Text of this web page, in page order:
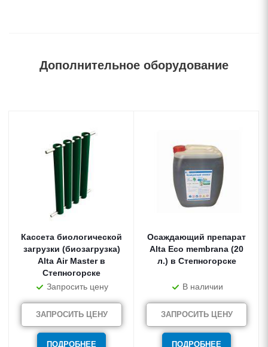
Дополнительное оборудование
Кассета биологической
загрузки (биозагрузка)
Alta Air Master в
Степногорске
Запросить цену
ЗАПРОСИТЬ ЦЕНУ
ПОДРОБНЕЕ
Осаждающий препарат
Alta Eco membrana (20
л.) в Степногорске
В наличии
ЗАПРОСИТЬ ЦЕНУ
ПОДРОБНЕЕ